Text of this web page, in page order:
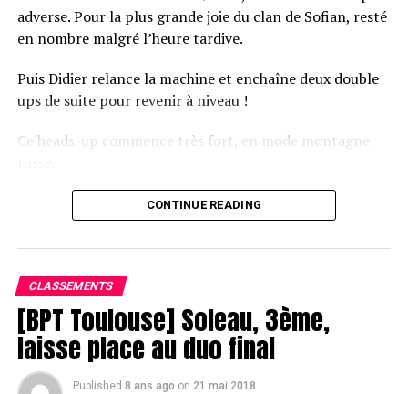
adverse. Pour la plus grande joie du clan de Sofian, resté
en nombre malgré l’heure tardive.
Puis Didier relance la machine et enchaîne deux double
ups de suite pour revenir à niveau !
Ce heads-up commence très fort, en mode montagne
Le champagne va réchauffer si les deux finalistes ne se décident pas !
CONTINUE READING
CLASSEMENTS
[BPT Toulouse] Soleau, 3ème,
laisse place au duo final
Published 8 ans ago on 21 mai 2018